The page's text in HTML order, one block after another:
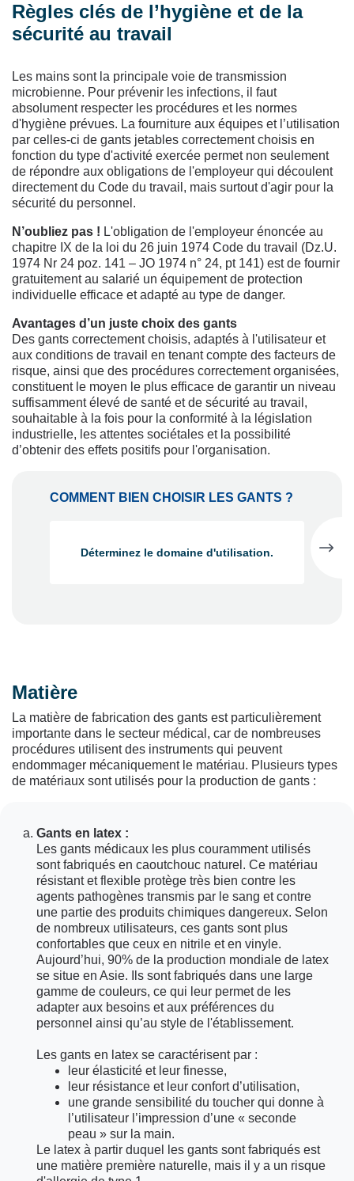
Règles clés de l’hygiène et de la
sécurité au travail
Les mains sont la principale voie de transmission
microbienne. Pour prévenir les infections, il faut
absolument respecter les procédures et les normes
d'hygiène prévues. La fourniture aux équipes et l’utilisation
par celles-ci de gants jetables correctement choisis en
fonction du type d'activité exercée permet non seulement
de répondre aux obligations de l'employeur qui découlent
directement du Code du travail, mais surtout d'agir pour la
sécurité du personnel.
N’oubliez pas ! L'obligation de l'employeur énoncée au
chapitre IX de la loi du 26 juin 1974 Code du travail (Dz.U.
1974 Nr 24 poz. 141 – JO 1974 n° 24, pt 141) est de fournir
gratuitement au salarié un équipement de protection
individuelle efficace et adapté au type de danger.
Avantages d’un juste choix des gants
Des gants correctement choisis, adaptés à l'utilisateur et
aux conditions de travail en tenant compte des facteurs de
risque, ainsi que des procédures correctement organisées,
constituent le moyen le plus efficace de garantir un niveau
suffisamment élevé de santé et de sécurité au travail,
souhaitable à la fois pour la conformité à la législation
industrielle, les attentes sociétales et la possibilité
d’obtenir des effets positifs pour l'organisation.
COMMENT BIEN CHOISIR LES GANTS ?
Déterminez le domaine d'utilisation.
Déterminez le risque d'exposition aux virus.
Déterminez le risque de contact avec des
Déterminez le contact potentiel avec des
denrées alimentaires.
Déterminez le risque d'hypersensibilité ou
de réactions allergiques de type I au latex
et/ou de réactions allergiques de type IV
aux accélérateurs chimiques.
Une fois vos besoins déterminés,
associé à la gamme de produits. Il ne faut
pas oublier de protéger non seulement les
mains, mais aussi les poignets – à cette fin,
on peut utiliser des gants à manchette
longue.
N'oubliez pas de choisir la bonne taille, ce
qui assurera le confort d’utilisation et la
précision de la manipulation.
Matière
La matière de fabrication des gants est particulièrement
importante dans le secteur médical, car de nombreuses
procédures utilisent des instruments qui peuvent
endommager mécaniquement le matériau. Plusieurs types
de matériaux sont utilisés pour la production de gants :
Gants en latex :
Les gants médicaux les plus couramment utilisés
sont fabriqués en caoutchouc naturel. Ce matériau
résistant et flexible protège très bien contre les
agents pathogènes transmis par le sang et contre
une partie des produits chimiques dangereux. Selon
de nombreux utilisateurs, ces gants sont plus
confortables que ceux en nitrile et en vinyle.
Aujourd’hui, 90% de la production mondiale de latex
se situe en Asie. Ils sont fabriqués dans une large
gamme de couleurs, ce qui leur permet de les
adapter aux besoins et aux préférences du
personnel ainsi qu’au style de l'établissement.
Les gants en latex se caractérisent par :
leur élasticité et leur finesse,
leur résistance et leur confort d’utilisation,
une grande sensibilité du toucher qui donne à
l’utilisateur l’impression d’une « seconde
peau » sur la main.
Le latex à partir duquel les gants sont fabriqués est
une matière première naturelle, mais il y a un risque